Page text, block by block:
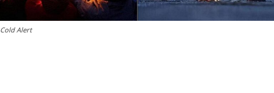
Cold Alert